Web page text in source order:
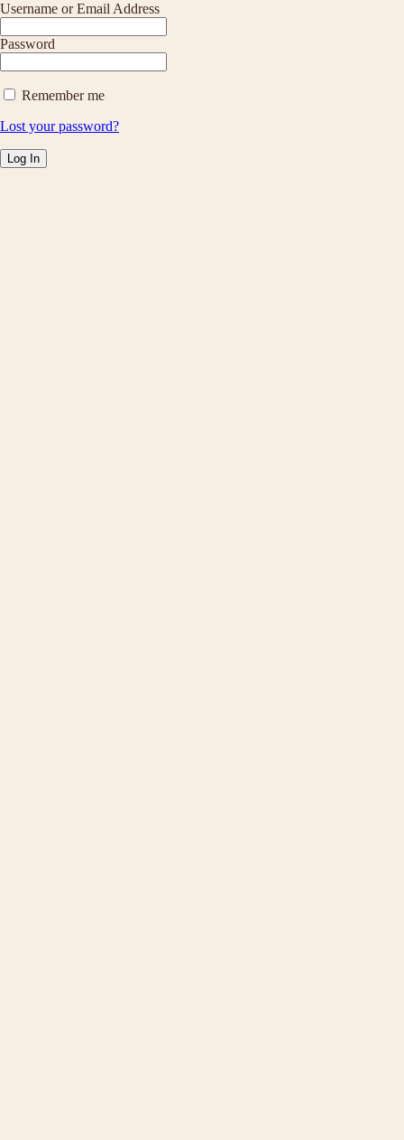
Username or Email Address
Password
Remember me
Lost your password?